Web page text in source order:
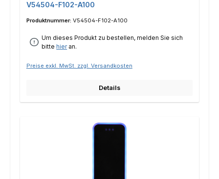
V54504-F102-A100
Produktnummer: V54504-F102-A100
Um dieses Produkt zu bestellen, melden Sie sich
bittehieran.
Preise exkl. MwSt. zzgl. Versandkosten
Details